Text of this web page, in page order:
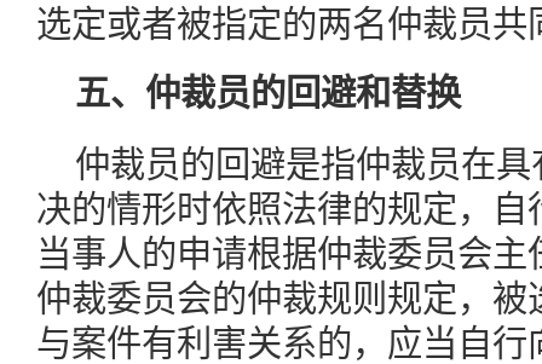
选定或者被指定的两名仲裁员
五、仲裁员的回避和替换
仲裁员的回避是指仲裁员在
决的情形时依照法律的规定，
当事人的申请根据仲裁委员会
仲裁委员会的仲裁规则规定，
与案件有利害关系的，应当自